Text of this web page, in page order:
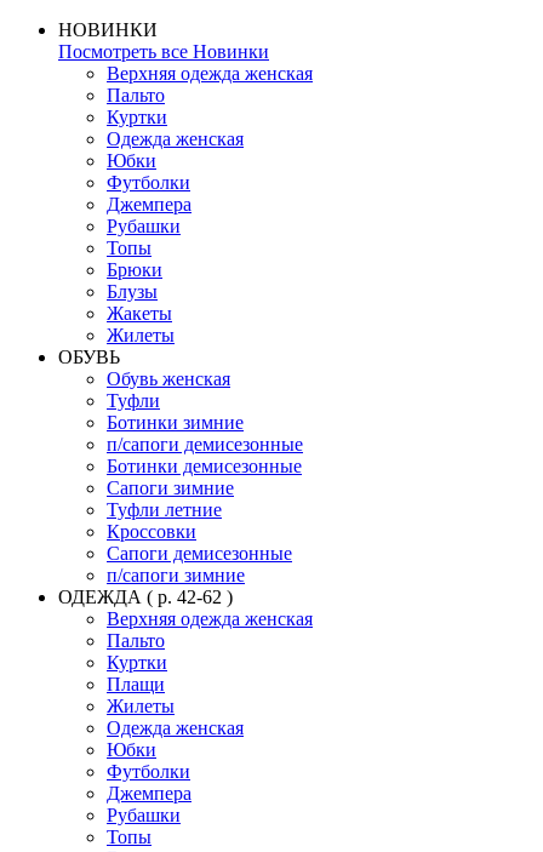
НОВИНКИ
Посмотреть все Новинки
Верхняя одежда женская
Пальто
Куртки
Одежда женская
Юбки
Футболки
Джемпера
Рубашки
Топы
Брюки
Блузы
Жакеты
Жилеты
ОБУВЬ
Обувь женская
Туфли
Ботинки зимние
п/сапоги демисезонные
Ботинки демисезонные
Сапоги зимние
Туфли летние
Кроссовки
Сапоги демисезонные
п/сапоги зимние
ОДЕЖДА ( р. 42-62 )
Верхняя одежда женская
Пальто
Куртки
Плащи
Жилеты
Одежда женская
Юбки
Футболки
Джемпера
Рубашки
Топы